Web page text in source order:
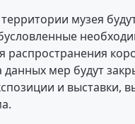
музея
распространения
мер будут
и выставки,